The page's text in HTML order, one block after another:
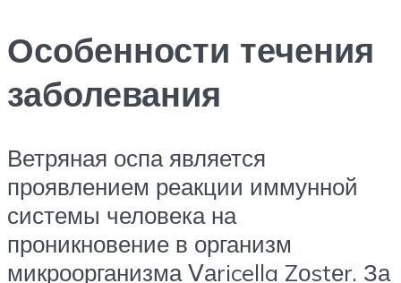
Особенности течения
заболевания
Ветряная оспа является
проявлением реакции иммунной
системы человека на
проникновение в организм
микроорганизма ꓦаricella Zоstеr. За